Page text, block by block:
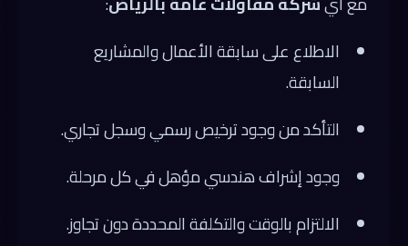
الاطلاع على سابقة الأعمال والمشاريع
السابقة.
التأكد من وجود ترخيص رسمي وسجل تجاري.
وجود إشراف هندسي مؤهل في كل مرحلة.
الالتزام بالوقت والتكلفة المحددة دون تجاوز.